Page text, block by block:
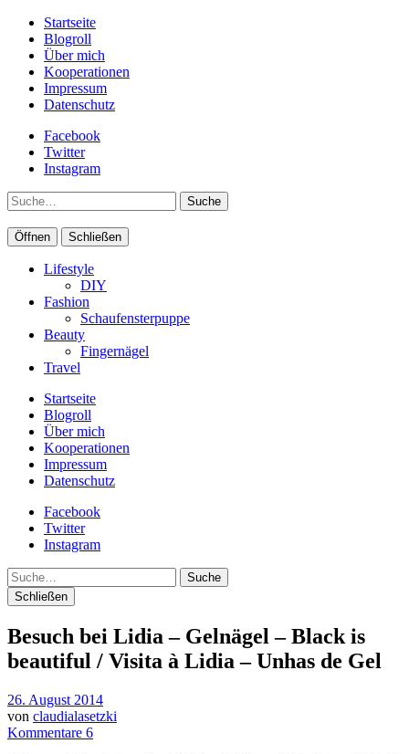
Startseite
Blogroll
Über mich
Kooperationen
Impressum
Datenschutz
Facebook
Twitter
Instagram
Suche
Öffnen Schließen
Lifestyle
DIY
Fashion
Schaufensterpuppe
Beauty
Fingernägel
Travel
Startseite
Blogroll
Über mich
Kooperationen
Impressum
Datenschutz
Facebook
Twitter
Instagram
Suche
Schließen
Besuch bei Lidia – Gelnägel – Black is
beautiful / Visita à Lidia – Unhas de Gel
26. August 2014
von claudialasetzki
Kommentare 6